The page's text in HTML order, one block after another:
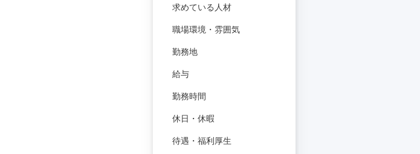
求めている人材
職場環境・雰囲気
勤務地
給与
勤務時間
休日・休暇
待遇・福利厚生